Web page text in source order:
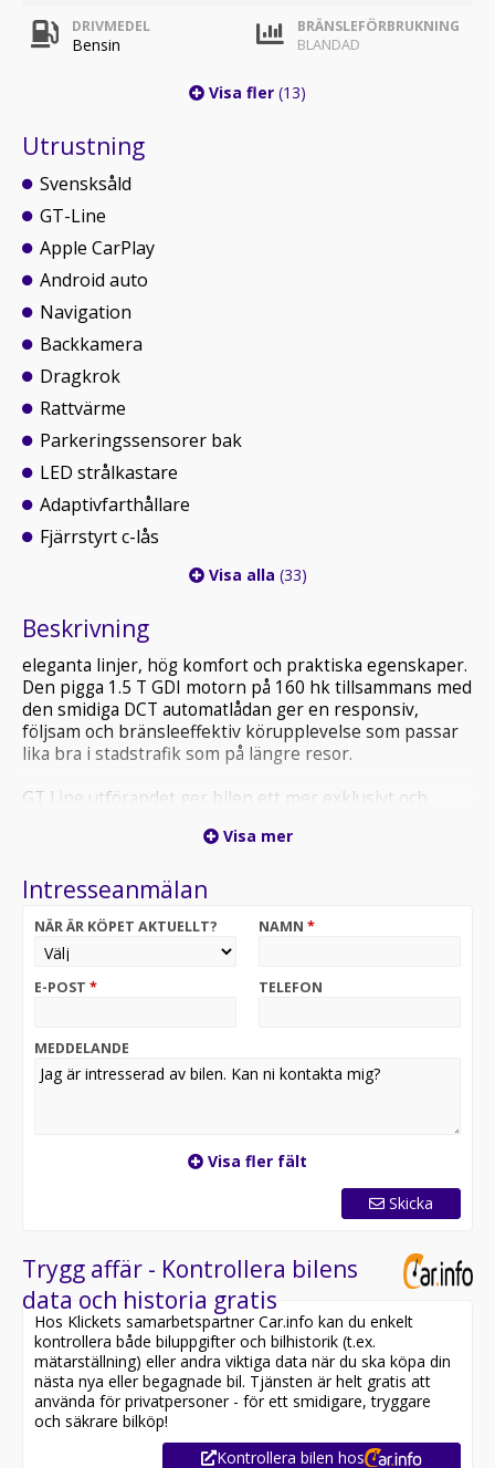
DRIVMEDEL
Bensin
BRÄNSLEFÖRBRUKNING
BLANDAD
Visa fler (13)
Utrustning
Svensksåld
GT-Line
Apple CarPlay
Android auto
Navigation
Backkamera
Dragkrok
Rattvärme
Parkeringssensorer bak
LED strålkastare
Adaptivfarthållare
Fjärrstyrt c-lås
Visa alla (33)
Beskrivning
eleganta linjer, hög komfort och praktiska egenskaper.
Den pigga 1.5 T GDI motorn på 160 hk tillsammans med
den smidiga DCT automatlådan ger en responsiv,
följsam och bränsleeffektiv körupplevelse som passar
lika bra i stadstrafik som på längre resor.
GT Line utförandet ger bilen ett mer exklusivt och
och invändigt. Interiören erbjuder hög komfort,
som ProCeed imponerar med sitt generösa
Bilen är utrustad med bland annat:
• Apple CarPlay
• Dragkrok
• DCT automatlåda
• GT Line paket
sportig design, modern teknik och kombins praktiska
egenskaper i ett och samma paket.
*PHU04P* Vi på Carson tar emot alla inbyten och
erbjuder leverans i hela Sverige!
Hos Carson finner ni ett brett sortiment av bilar i alla
prisklasser, alla våra bilar är grundligt testade. I vårt
testprogram ingår åtgärder som säkerställer service,
besiktning, byte av ruta, trafiksäkerhetstest samt
Carson Sverige AB erbjuder även i framtiden att
Visa mer
Intresseanmälan
NÄR ÄR KÖPET AKTUELLT? NAMN *
E-POST * TELEFON
MEDDELANDE
Visa fler fält
Skicka
Trygg affär - Kontrollera bilens
data och historia gratis
Hos Klickets samarbetspartner Car.info kan du enkelt
kontrollera både biluppgifter och bilhistorik (t.ex.
mätarställning) eller andra viktiga data när du ska köpa din
nästa nya eller begagnade bil. Tjänsten är helt gratis att
använda för privatpersoner - för ett smidigare, tryggare
och säkrare bilköp!
Kontrollera bilen hos